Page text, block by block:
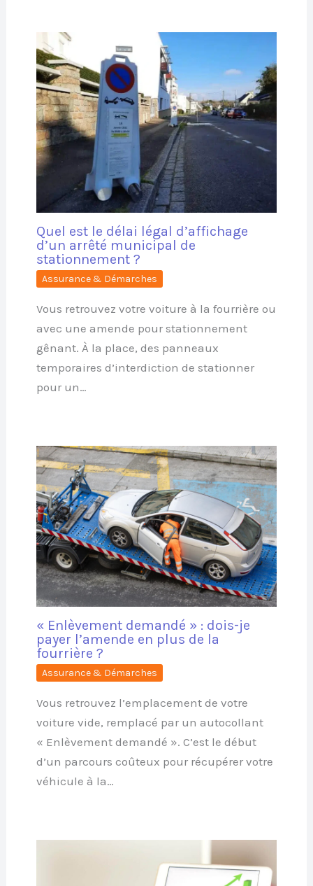
Quel est le délai légal d’affichage
d’un arrêté municipal de
stationnement ?
Assurance & Démarches
Vous retrouvez votre voiture à la fourrière ou
avec une amende pour stationnement
gênant. À la place, des panneaux
temporaires d’interdiction de stationner
pour un…
« Enlèvement demandé » : dois-je
payer l’amende en plus de la
fourrière ?
Assurance & Démarches
Vous retrouvez l’emplacement de votre
voiture vide, remplacé par un autocollant
« Enlèvement demandé ». C’est le début
d’un parcours coûteux pour récupérer votre
véhicule à la…